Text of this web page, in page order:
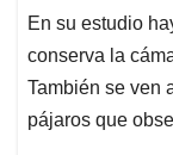
En su estudio
conserva la
También se ven
pájaros que